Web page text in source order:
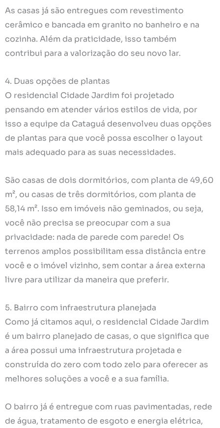
As casas já são entregues com revestimento
cerâmico e bancada em granito no banheiro e na
cozinha. Além da praticidade, isso também
contribui para a valorização do seu novo lar.
4. Duas opções de plantas
O residencial Cidade Jardim foi projetado
pensando em atender vários estilos de vida, por
isso a equipe da Cataguá desenvolveu duas opções
de plantas para que você possa escolher o layout
mais adequado para as suas necessidades.
São casas de dois dormitórios, com planta de 49,60
m², ou casas de três dormitórios, com planta de
58,14 m². Isso em imóveis não geminados, ou seja,
você não precisa se preocupar com a sua
privacidade: nada de parede com parede! Os
terrenos amplos possibilitam essa distância entre
você e o imóvel vizinho, sem contar a área externa
livre para utilizar da maneira que preferir.
5. Bairro com infraestrutura planejada
Como já citamos aqui, o residencial Cidade Jardim
é um bairro planejado de casas, o que significa que
a área possui uma infraestrutura projetada e
construída do zero com todo zelo para oferecer as
melhores soluções a você e a sua família.
O bairro já é entregue com ruas pavimentadas, rede
de água, tratamento de esgoto e energia elétrica,